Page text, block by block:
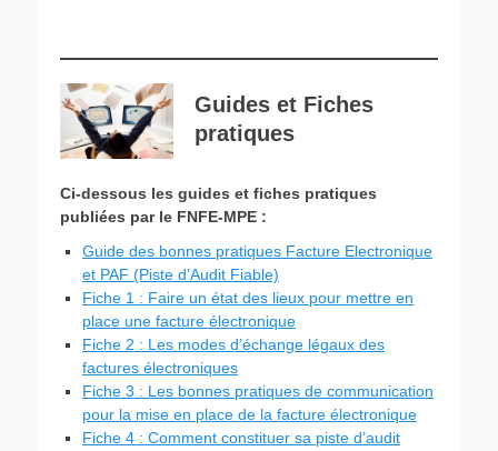
Guides et Fiches
pratiques
Ci-dessous les guides et fiches pratiques
publiées par le FNFE-MPE :
Guide des bonnes pratiques Facture Electronique
et PAF (Piste d’Audit Fiable)
Fiche 1 : Faire un état des lieux pour mettre en
place une facture électronique
Fiche 2 : Les modes d’échange légaux des
factures électroniques
Fiche 3 : Les bonnes pratiques de communication
pour la mise en place de la facture électronique
Fiche 4 : Comment constituer sa piste d’audit